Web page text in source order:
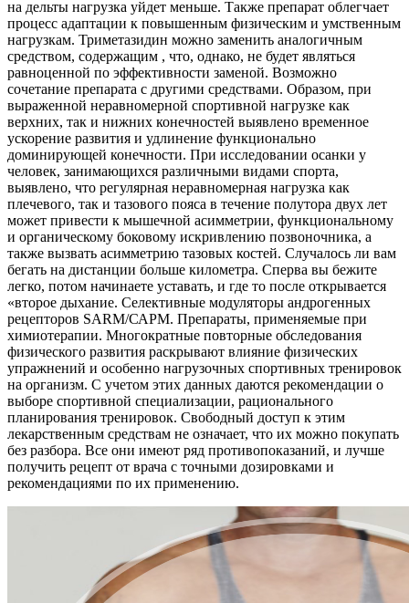
на дельты нагрузка уйдет меньше. Также препарат облегчает
процесс адаптации к повышенным физическим и умственным
нагрузкам. Триметазидин можно заменить аналогичным
средством, содержащим , что, однако, не будет являться
равноценной по эффективности заменой. Возможно
сочетание препарата с другими средствами. Образом, при
выраженной неравномерной спортивной нагрузке как
верхних, так и нижних конечностей выявлено временное
ускорение развития и удлинение функционально
доминирующей конечности. При исследовании осанки у
человек, занимающихся различными видами спорта,
выявлено, что регулярная неравномерная нагрузка как
плечевого, так и тазового пояса в течение полутора двух лет
может привести к мышечной асимметрии, функциональному
и органическому боковому искривлению позвоночника, а
также вызвать асимметрию тазовых костей. Случалось ли вам
бегать на дистанции больше километра. Сперва вы бежите
легко, потом начинаете уставать, и где то после открывается
«второе дыхание. Селективные модуляторы андрогенных
рецепторов SARM/САРМ. Препараты, применяемые при
химиотерапии. Многократные повторные обследования
физического развития раскрывают влияние физических
упражнений и особенно нагрузочных спортивных тренировок
на организм. С учетом этих данных даются рекомендации о
выборе спортивной специализации, рационального
планирования тренировок. Свободный доступ к этим
лекарственным средствам не означает, что их можно покупать
без разбора. Все они имеют ряд противопоказаний, и лучше
получить рецепт от врача с точными дозировками и
рекомендациями по их применению.